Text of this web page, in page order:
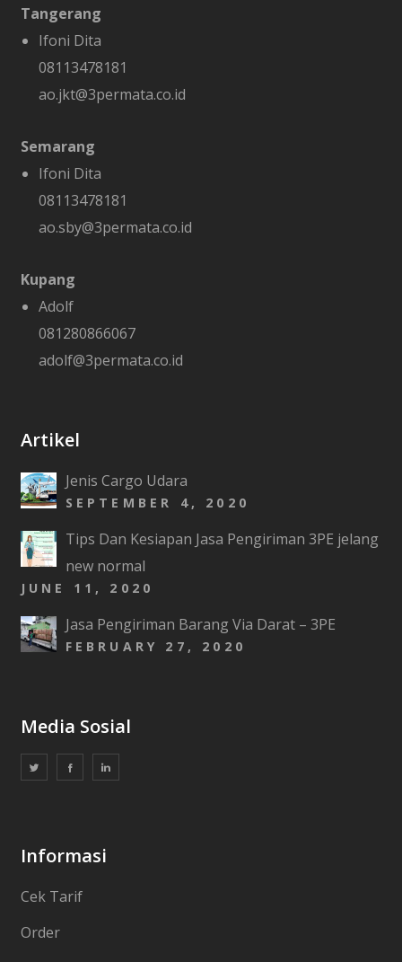
Tangerang
Ifoni Dita
08113478181
ao.jkt@3permata.co.id
Semarang
Ifoni Dita
08113478181
ao.sby@3permata.co.id
Kupang
Adolf
081280866067
adolf@3permata.co.id
Artikel
Jenis Cargo Udara
SEPTEMBER 4, 2020
Tips Dan Kesiapan Jasa Pengiriman 3PE jelang
new normal
JUNE 11, 2020
Jasa Pengiriman Barang Via Darat – 3PE
FEBRUARY 27, 2020
Media Sosial
Informasi
Cek Tarif
Order